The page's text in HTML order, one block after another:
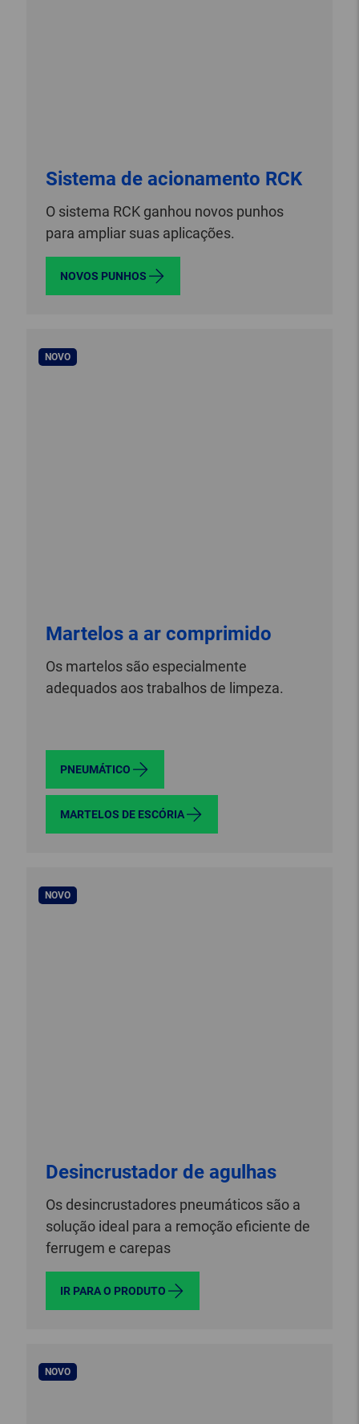
Sistema de acionamento RCK
O sistema RCK ganhou novos punhos
para ampliar suas aplicações.
NOVOS PUNHOS
NOVO
Martelos a ar comprimido
Os martelos são especialmente
adequados aos trabalhos de limpeza.
PNEUMÁTICO
MARTELOS DE ESCÓRIA
NOVO
Desincrustador de agulhas
Os desincrustadores pneumáticos são a
solução ideal para a remoção eficiente de
ferrugem e carepas
IR PARA O PRODUTO
NOVO